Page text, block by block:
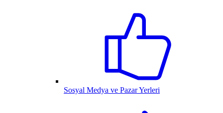
Sosyal Medya ve Pazar Yerleri